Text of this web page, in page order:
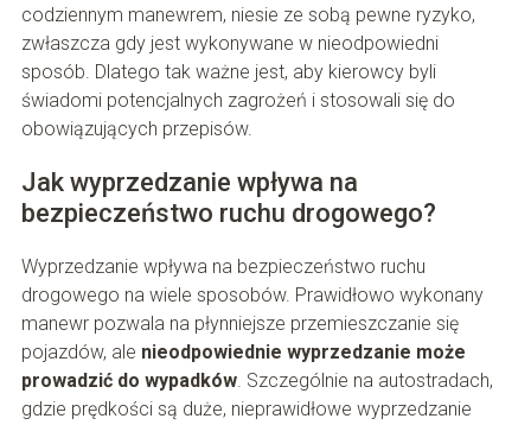
codziennym manewrem, niesie ze sobą pewne ryzyko,
zwłaszcza gdy jest wykonywane w nieodpowiedni
sposób. Dlatego tak ważne jest, aby kierowcy byli
świadomi potencjalnych zagrożeń i stosowali się do
obowiązujących przepisów.
Jak wyprzedzanie wpływa na
bezpieczeństwo ruchu drogowego?
Wyprzedzanie wpływa na bezpieczeństwo ruchu
drogowego na wiele sposobów. Prawidłowo wykonany
manewr pozwala na płynniejsze przemieszczanie się
pojazdów, ale nieodpowiednie wyprzedzanie może
prowadzić do wypadków. Szczególnie na autostradach,
gdzie prędkości są duże, nieprawidłowe wyprzedzanie